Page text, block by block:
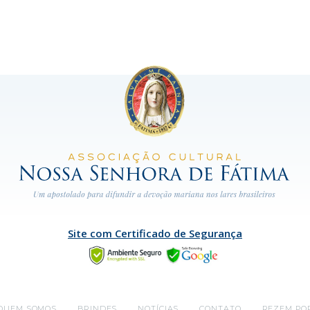
Site com Certificado de Segurança